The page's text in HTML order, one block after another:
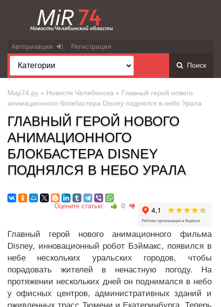
Авторизация Регистрация
Поиск
Мир74.ру » Новости Челябинска » Главный герой нового
анимационного блокбастера Disney поднялся в небо Урала
ГЛАВНЫЙ ГЕРОЙ НОВОГО
АНИМАЦИОННОГО
БЛОКБАСТЕРА DISNEY
ПОДНЯЛСЯ В НЕБО УРАЛА
Оцените статью: 0
Главный герой нового анимационного фильма
Disney, инновационный робот Бэймакс, появился в
небе нескольких уральских городов, чтобы
порадовать жителей в ненастную погоду. На
протяжении нескольких дней он поднимался в небо
у офисных центров, административных зданий и